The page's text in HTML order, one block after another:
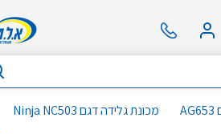
מכונת גלידה דגם Ninja NC503